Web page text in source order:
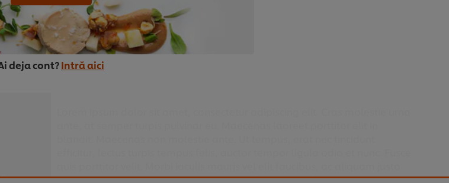
Robert Voicu
lobortis. Pellentesque rutrum arcu leo, eu finibus ante fermentum quis.
deja cont?Intră aici